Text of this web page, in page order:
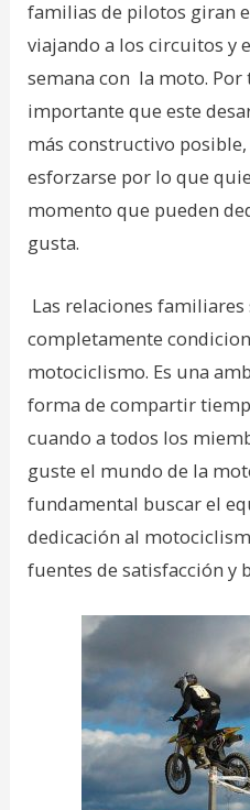
familias de pilotos giran
viajando a los circuitos y
semana con la moto. Por
importante que este
más constructivo
esforzarse por lo que
momento que pueden
gusta.
Las relaciones
completamente
motociclismo. Es una
forma de compartir
cuando a todos los
guste el mundo de la
fundamental buscar el
dedicación al
fuentes de satisfacción y